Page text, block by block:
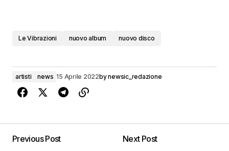
Le Vibrazioni nuovo album nuovo disco
artisti news 15 Aprile 2022bynewsic_redazione
Previous Post
Next Post